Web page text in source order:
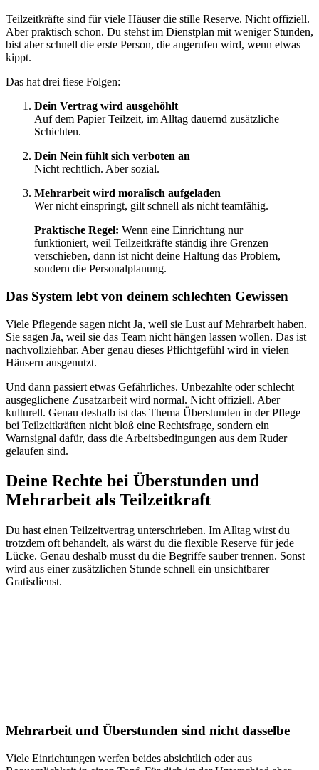
Teilzeitkräfte sind für viele Häuser die stille Reserve. Nicht offiziell.
Aber praktisch schon. Du stehst im Dienstplan mit weniger Stunden,
bist aber schnell die erste Person, die angerufen wird, wenn etwas
kippt.
Das hat drei fiese Folgen:
Dein Vertrag wird ausgehöhlt
Auf dem Papier Teilzeit, im Alltag dauernd zusätzliche
Schichten.
Dein Nein fühlt sich verboten an
Nicht rechtlich. Aber sozial.
Mehrarbeit wird moralisch aufgeladen
Wer nicht einspringt, gilt schnell als nicht teamfähig.
Praktische Regel: Wenn eine Einrichtung nur
funktioniert, weil Teilzeitkräfte ständig ihre Grenzen
verschieben, dann ist nicht deine Haltung das Problem,
sondern die Personalplanung.
Das System lebt von deinem schlechten Gewissen
Viele Pflegende sagen nicht Ja, weil sie Lust auf Mehrarbeit haben.
Sie sagen Ja, weil sie das Team nicht hängen lassen wollen. Das ist
nachvollziehbar. Aber genau dieses Pflichtgefühl wird in vielen
Häusern ausgenutzt.
Und dann passiert etwas Gefährliches. Unbezahlte oder schlecht
ausgeglichene Zusatzarbeit wird normal. Nicht offiziell. Aber
kulturell. Genau deshalb ist das Thema Überstunden in der Pflege
bei Teilzeitkräften nicht bloß eine Rechtsfrage, sondern ein
Warnsignal dafür, dass die Arbeitsbedingungen aus dem Ruder
gelaufen sind.
Deine Rechte bei Überstunden und
Mehrarbeit als Teilzeitkraft
Du hast einen Teilzeitvertrag unterschrieben. Im Alltag wirst du
trotzdem oft behandelt, als wärst du die flexible Reserve für jede
Lücke. Genau deshalb musst du die Begriffe sauber trennen. Sonst
wird aus einer zusätzlichen Stunde schnell ein unsichtbarer
Gratisdienst.
Mehrarbeit und Überstunden sind nicht dasselbe
Viele Einrichtungen werfen beides absichtlich oder aus